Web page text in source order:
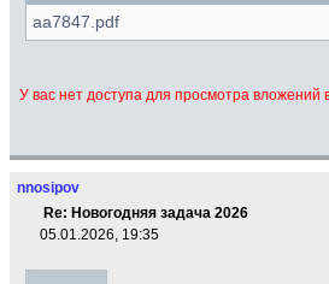
aa7847.pdf
У вас нет доступа для просмотра вложений
nnosipov
Re: Новогодняя задача 2026
05.01.2026, 19:35